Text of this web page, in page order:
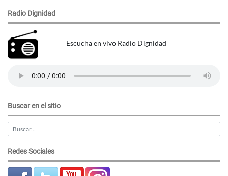
Radio Dignidad
Escucha en vivo Radio Dignidad
Buscar en el sitio
Redes Sociales